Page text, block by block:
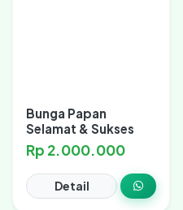
Bunga Papan
Selamat & Sukses
Rp 2.000.000
Detail